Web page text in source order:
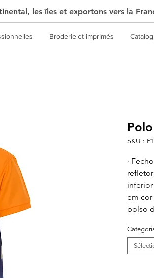
les îles et exportons vers la
Broderie et imprimés
Polo
SKU :
·
inferior
em cor
bolso